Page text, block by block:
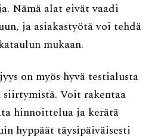
Nämä alat eivät vaadi
ja asiakastyötä voi tehdä
mukaan.
on myös hyvä testialusta
siirtymistä. Voit rakentaa
hinnoittelua ja kerätä
hyppäät täysipäiväisesti